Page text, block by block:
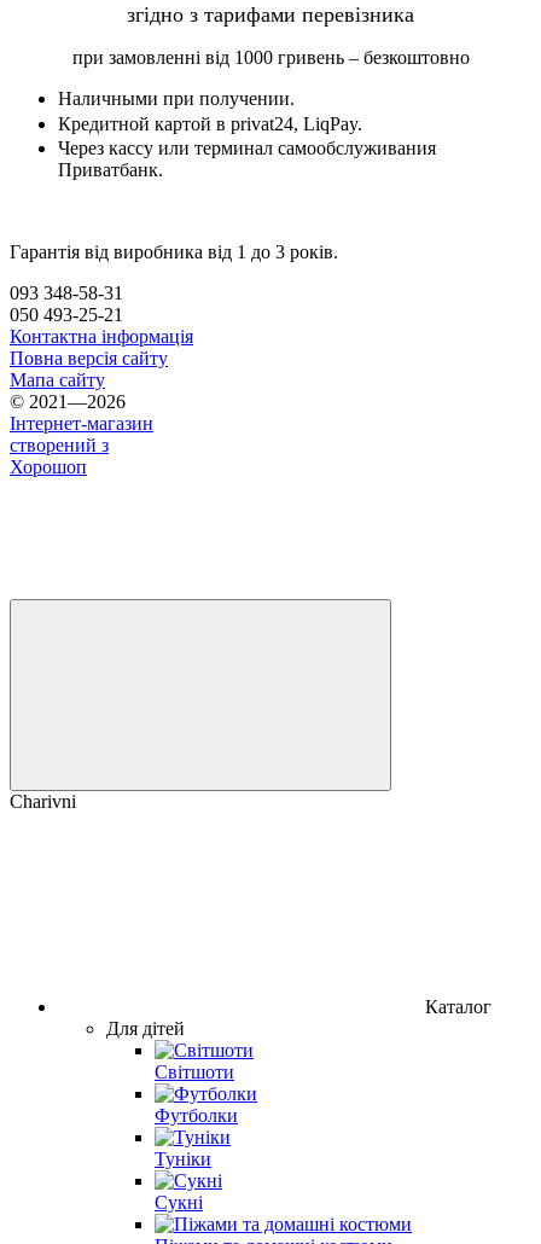
згідно з тарифами перевізника
при замовленні від 1000 гривень – безкоштовно
Наличными при получении.
Кредитной картой в privat24, LiqPay.
Через кассу или терминал самообслуживания
Приватбанк.
Гарантія від виробника від 1 до 3 років.
093 348-58-31
050 493-25-21
Контактна інформація
Повна версія сайту
Мапа сайту
© 2021—2026
Інтернет-магазин
створений з
Хорошоп
Charivni
Каталог
Для дітей
Світшоти
Футболки
Туніки
Сукні